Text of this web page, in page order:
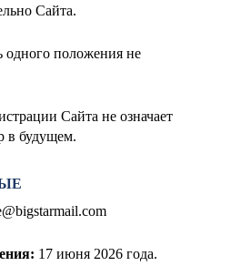
Сайта.
одного положения не
Сайта не означает
в будущем.
17 июня 2026 года.